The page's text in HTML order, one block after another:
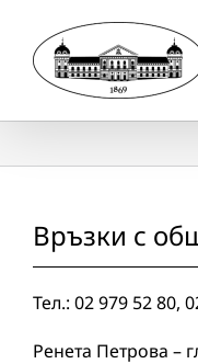
content
Връзки с
Тел.: 02 979 52 80,
Ренета Петрова –